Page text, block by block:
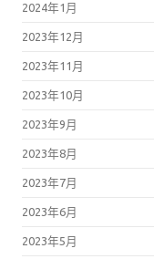
2024年1月
2023年12月
2023年11月
2023年10月
2023年9月
2023年8月
2023年7月
2023年6月
2023年5月